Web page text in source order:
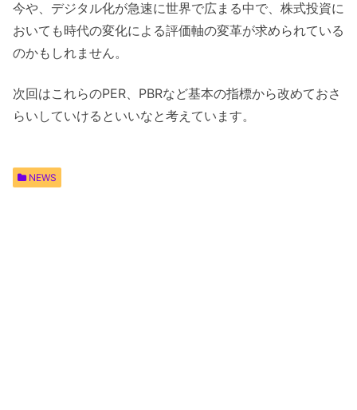
今や、デジタル化が急速に世界で広まる中で、株式投資に
おいても時代の変化による評価軸の変革が求められている
のかもしれません。
次回はこれらのPER、PBRなど基本の指標から改めておさ
らいしていけるといいなと考えています。
NEWS